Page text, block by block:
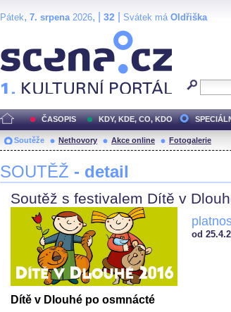
Pátek, 7. srpena2026, | 32 Svátek má Oldřiška
ČASOPIS KDY, KDE, CO, KDO
Soutěže Nethovory Akce online Fotogalerie
SOUTĚŽ - detail
Soutěž s festivalem Dítě v
od
Dítě v Dlouhé po osmnácté